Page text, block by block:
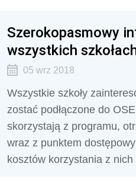
Szerokopasmowy
wszystkich
05 wrz 2018
Wszystkie szkoły
zostać podłączone do
skorzystają z programu,
wraz z punktem
kosztów korzystania z nich